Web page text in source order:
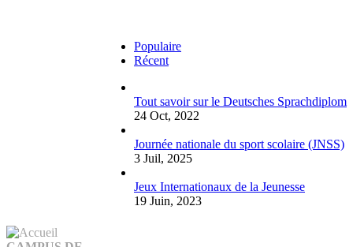
Populaire
Récent
Tout savoir sur le Deutsches Sprachdiplom
24 Oct, 2022
Journée nationale du sport scolaire (JNSS)
3 Juil, 2025
Jeux Internationaux de la Jeunesse
19 Juin, 2023